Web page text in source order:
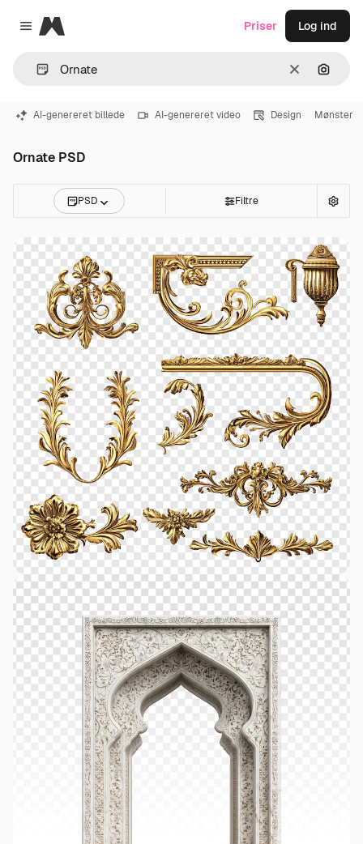
Close menu
Magnific
Klar Søg
Priser Log ind
AI-genereret billede AI-genereret video Design Mønster
Ornate PSD
PSD Filtre